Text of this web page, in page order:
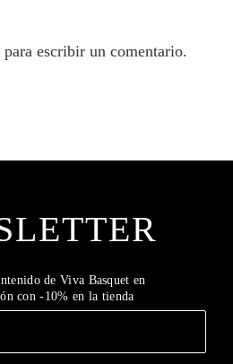
para escribir un comentario.
de Viva Basquet en
con -10% en la tienda